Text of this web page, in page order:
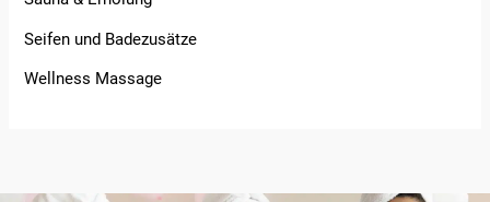
Seifen und Badezusätze
Wellness Massage